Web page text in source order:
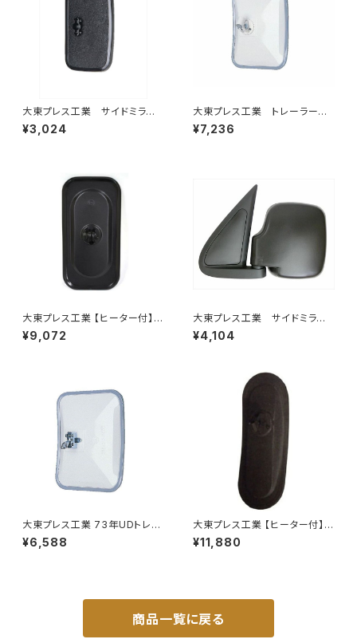
大東プレス工業 サイドミラー/
バックミラー 日産 バネット8
0~ DI-55
¥3,024
大東プレス工業 トレーラーミ
ラー UD L013 NS角型
左 DI-58
¥7,236
大東プレス工業 【ヒーター付】サ
イドミラー/バックミラーJ08 DI
-7BZ
¥9,072
大東プレス工業 サイドミラー/
バックミラー ダイハツ ハイ
ゼット 左 99年～ DI-647
¥4,104
大東プレス工業 73年UDトレー
ラーミラーL013 （P付） DI-52
¥6,588
大東プレス工業 【ヒーター付】サ
イドミラー/バックミラー H40
0 ヒーター DI-8Z
¥11,880
商品一覧に戻る